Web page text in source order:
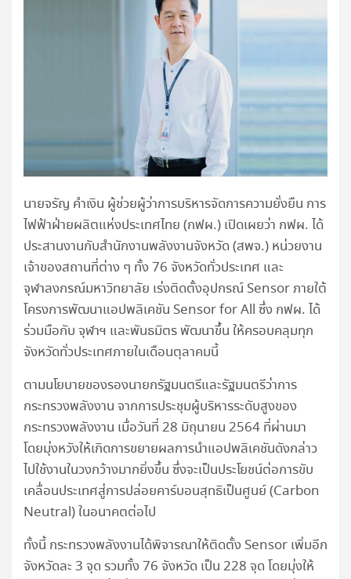
นายจรัญ คำเงิน ผู้ช่วยผู้ว่าการบริหารจัดการความยั่งยืน การ
ไฟฟ้าฝ่ายผลิตแห่งประเทศไทย (กฟผ.) เปิดเผยว่า กฟผ. ได้
ประสานงานกับสำนักงานพลังงานจังหวัด (สพจ.) หน่วยงาน
เจ้าของสถานที่ต่าง ๆ ทั้ง 76 จังหวัดทั่วประเทศ และ
จุฬาลงกรณ์มหาวิทยาลัย เร่งติดตั้งอุปกรณ์ Sensor ภายใต้
โครงการพัฒนาแอปพลิเคชัน Sensor for All ซึ่ง กฟผ. ได้
ร่วมมือกับ จุฬาฯ และพันธมิตร พัฒนาขึ้น ให้ครอบคลุมทุก
จังหวัดทั่วประเทศภายในเดือนตุลาคมนี้
ตามนโยบายของรองนายกรัฐมนตรีและรัฐมนตรีว่าการ
กระทรวงพลังงาน จากการประชุมผู้บริหารระดับสูงของ
กระทรวงพลังงาน เมื่อวันที่ 28 มิถุนายน 2564 ที่ผ่านมา
โดยมุ่งหวังให้เกิดการขยายผลการนำแอปพลิเคชันดังกล่าว
ไปใช้งานในวงกว้างมากยิ่งขึ้น ซึ่งจะเป็นประโยชน์ต่อการขับ
เคลื่อนประเทศสู่การปล่อยคาร์บอนสุทธิเป็นศูนย์ (Carbon
Neutral) ในอนาคตต่อไป
ทั้งนี้ กระทรวงพลังงานได้พิจารณาให้ติดตั้ง Sensor เพิ่มอีก
จังหวัดละ 3 จุด รวมทั้ง 76 จังหวัด เป็น 228 จุด โดยมุ่งให้